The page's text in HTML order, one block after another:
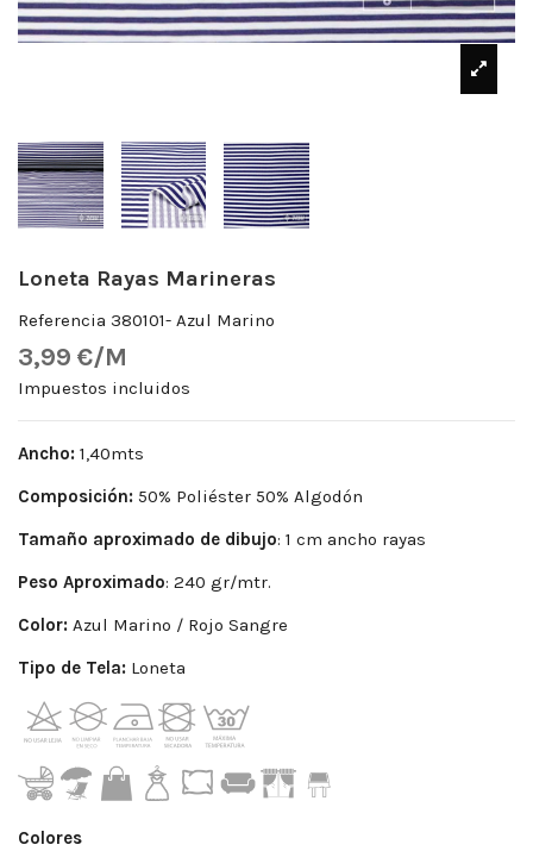
Loneta Rayas Marineras
Referencia 380101- Azul Marino
3,99 €/M
Impuestos incluidos
Ancho: 1,40mts
Composición: 50% Poliéster 50% Algodón
Tamaño aproximado de dibujo: 1 cm ancho rayas
Peso Aproximado: 240 gr/mtr.
Color: Azul Marino / Rojo Sangre
Tipo de Tela: Loneta
Colores